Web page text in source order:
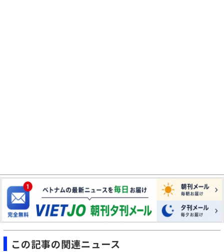
この記事の関連ニュース